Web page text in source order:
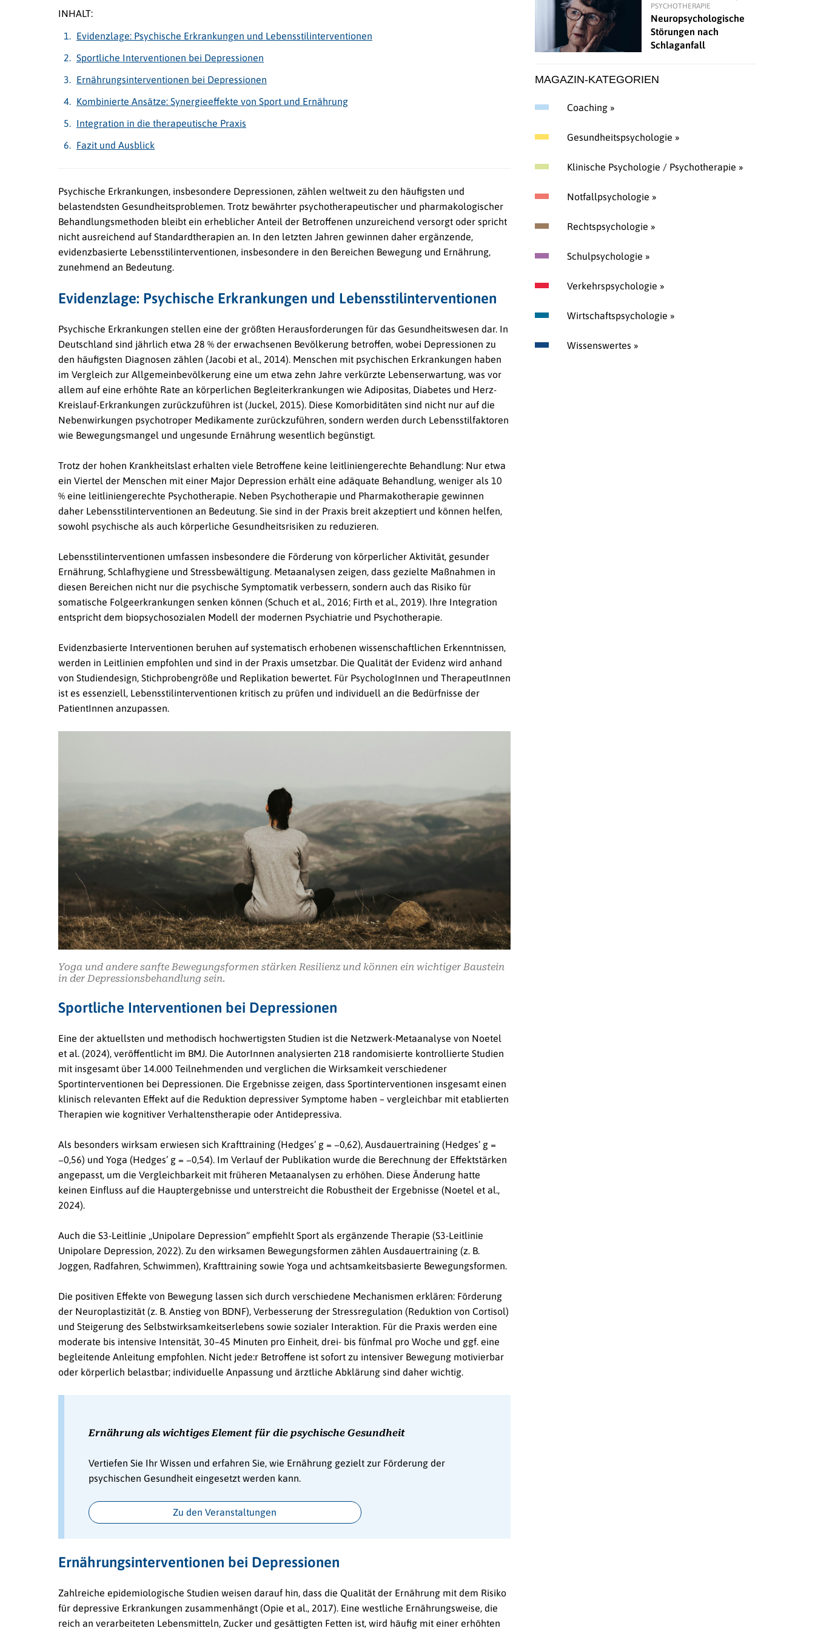
INHALT:
Evidenzlage: Psychische Erkrankungen und Lebensstilinterventionen
Sportliche Interventionen bei Depressionen
Ernährungsinterventionen bei Depressionen
Kombinierte Ansätze: Synergieeffekte von Sport und Ernährung
Integration in die therapeutische Praxis
Fazit und Ausblick
Psychische Erkrankungen, insbesondere Depressionen, zählen weltweit zu den häufigsten und
belastendsten Gesundheitsproblemen. Trotz bewährter psychotherapeutischer und pharmakologischer
Behandlungsmethoden bleibt ein erheblicher Anteil der Betroffenen unzureichend versorgt oder spricht
nicht ausreichend auf Standardtherapien an. In den letzten Jahren gewinnen daher ergänzende,
evidenzbasierte Lebensstilinterventionen, insbesondere in den Bereichen Bewegung und Ernährung,
zunehmend an Bedeutung.
Evidenzlage: Psychische Erkrankungen und Lebensstilinterventionen
Psychische Erkrankungen stellen eine der größten Herausforderungen für das Gesundheitswesen dar. In
Deutschland sind jährlich etwa 28 % der erwachsenen Bevölkerung betroffen, wobei Depressionen zu
den häufigsten Diagnosen zählen (Jacobi et al., 2014). Menschen mit psychischen Erkrankungen haben
im Vergleich zur Allgemeinbevölkerung eine um etwa zehn Jahre verkürzte Lebenserwartung, was vor
allem auf eine erhöhte Rate an körperlichen Begleiterkrankungen wie Adipositas, Diabetes und Herz-
Kreislauf-Erkrankungen zurückzuführen ist (Juckel, 2015). Diese Komorbiditäten sind nicht nur auf die
Nebenwirkungen psychotroper Medikamente zurückzuführen, sondern werden durch Lebensstilfaktoren
wie Bewegungsmangel und ungesunde Ernährung wesentlich begünstigt.
Trotz der hohen Krankheitslast erhalten viele Betroffene keine leitliniengerechte Behandlung: Nur etwa
ein Viertel der Menschen mit einer Major Depression erhält eine adäquate Behandlung, weniger als 10
% eine leitliniengerechte Psychotherapie. Neben Psychotherapie und Pharmakotherapie gewinnen
daher Lebensstilinterventionen an Bedeutung. Sie sind in der Praxis breit akzeptiert und können helfen,
sowohl psychische als auch körperliche Gesundheitsrisiken zu reduzieren.
Lebensstilinterventionen umfassen insbesondere die Förderung von körperlicher Aktivität, gesunder
Ernährung, Schlafhygiene und Stressbewältigung. Metaanalysen zeigen, dass gezielte Maßnahmen in
diesen Bereichen nicht nur die psychische Symptomatik verbessern, sondern auch das Risiko für
somatische Folgeerkrankungen senken können (Schuch et al., 2016; Firth et al., 2019). Ihre Integration
entspricht dem biopsychosozialen Modell der modernen Psychiatrie und Psychotherapie.
Evidenzbasierte Interventionen beruhen auf systematisch erhobenen wissenschaftlichen Erkenntnissen,
werden in Leitlinien empfohlen und sind in der Praxis umsetzbar. Die Qualität der Evidenz wird anhand
von Studiendesign, Stichprobengröße und Replikation bewertet. Für PsychologInnen und TherapeutInnen
ist es essenziell, Lebensstilinterventionen kritisch zu prüfen und individuell an die Bedürfnisse der
PatientInnen anzupassen.
Yoga und andere sanfte Bewegungsformen stärken Resilienz und können ein wichtiger Baustein
in der Depressionsbehandlung sein.
Sportliche Interventionen bei Depressionen
Eine der aktuellsten und methodisch hochwertigsten Studien ist die Netzwerk-Metaanalyse von Noetel
et al. (2024), veröffentlicht im BMJ. Die AutorInnen analysierten 218 randomisierte kontrollierte Studien
mit insgesamt über 14.000 Teilnehmenden und verglichen die Wirksamkeit verschiedener
Sportinterventionen bei Depressionen. Die Ergebnisse zeigen, dass Sportinterventionen insgesamt einen
klinisch relevanten Effekt auf die Reduktion depressiver Symptome haben – vergleichbar mit etablierten
Therapien wie kognitiver Verhaltenstherapie oder Antidepressiva.
Als besonders wirksam erwiesen sich Krafttraining (Hedges’ g = −0,62), Ausdauertraining (Hedges’ g =
−0,56) und Yoga (Hedges’ g = −0,54). Im Verlauf der Publikation wurde die Berechnung der Effektstärken
angepasst, um die Vergleichbarkeit mit früheren Metaanalysen zu erhöhen. Diese Änderung hatte
keinen Einfluss auf die Hauptergebnisse und unterstreicht die Robustheit der Ergebnisse (Noetel et al.,
2024).
Auch die S3-Leitlinie „Unipolare Depression“ empfiehlt Sport als ergänzende Therapie (S3-Leitlinie
Unipolare Depression, 2022). Zu den wirksamen Bewegungsformen zählen Ausdauertraining (z. B.
Joggen, Radfahren, Schwimmen), Krafttraining sowie Yoga und achtsamkeitsbasierte Bewegungsformen.
Die positiven Effekte von Bewegung lassen sich durch verschiedene Mechanismen erklären: Förderung
der Neuroplastizität (z. B. Anstieg von BDNF), Verbesserung der Stressregulation (Reduktion von Cortisol)
und Steigerung des Selbstwirksamkeitserlebens sowie sozialer Interaktion. Für die Praxis werden eine
moderate bis intensive Intensität, 30–45 Minuten pro Einheit, drei- bis fünfmal pro Woche und ggf. eine
begleitende Anleitung empfohlen. Nicht jede:r Betroffene ist sofort zu intensiver Bewegung motivierbar
oder körperlich belastbar; individuelle Anpassung und ärztliche Abklärung sind daher wichtig.
Ernährung als wichtiges Element für die psychische Gesundheit
Vertiefen Sie Ihr Wissen und erfahren Sie, wie Ernährung gezielt zur Förderung der
psychischen Gesundheit eingesetzt werden kann.
Zu den Veranstaltungen
Ernährungsinterventionen bei Depressionen
Zahlreiche epidemiologische Studien weisen darauf hin, dass die Qualität der Ernährung mit dem Risiko
für depressive Erkrankungen zusammenhängt (Opie et al., 2017). Eine westliche Ernährungsweise, die
reich an verarbeiteten Lebensmitteln, Zucker und gesättigten Fetten ist, wird häufig mit einer erhöhten
PSYCHOTHERAPIE
Neuropsychologische
Störungen nach
Schlaganfall
MAGAZIN-KATEGORIEN
Coaching »
Gesundheitspsychologie »
Klinische Psychologie / Psychotherapie »
Notfallpsychologie »
Rechtspsychologie »
Schulpsychologie »
Verkehrspsychologie »
Wirtschaftspsychologie »
Wissenswertes »